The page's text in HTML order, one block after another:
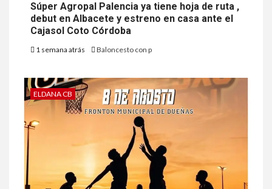
Súper Agropal Palencia ya tiene hoja de ruta ,
debut en Albacete y estreno en casa ante el
Cajasol Coto Córdoba
1 semana atrás Baloncesto con p
ELDANA CB